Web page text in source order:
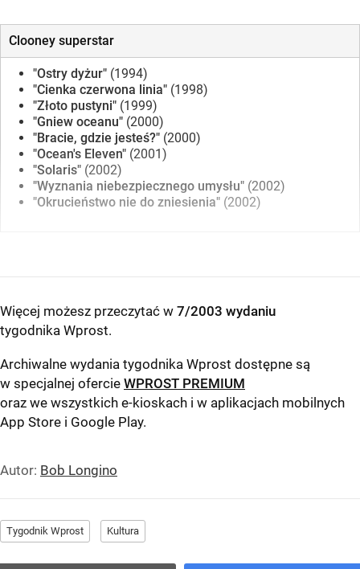
Clooney superstar
"Ostry dyżur" (1994)
"Cienka czerwona linia" (1998)
"Złoto pustyni" (1999)
"Gniew oceanu" (2000)
"Bracie, gdzie jesteś?" (2000)
"Ocean's Eleven" (2001)
"Solaris" (2002)
"Wyznania niebezpiecznego umysłu" (2002)
"Okrucieństwo nie do zniesienia" (2002)
Więcej możesz przeczytać w 7/2003 wydaniu
tygodnika Wprost.
Archiwalne wydania tygodnika Wprost dostępne są
w specjalnej ofercie WPROST PREMIUM
oraz we wszystkich e-kioskach i w aplikacjach mobilnych
App Store i Google Play.
Autor: Bob Longino
Tygodnik Wprost Kultura